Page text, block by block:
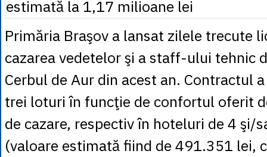
1 XDR= 5.9383
Primăria Braşov a lansat zilele trecute
cazarea vedetelor şi a staff-ului tehnic
Cerbul de Aur din acest an. Contractul
trei loturi în funcţie de confortul oferit
de cazare, respectiv în hoteluri de 4 şi/
(valoare estimată fiind de 491.351 lei,